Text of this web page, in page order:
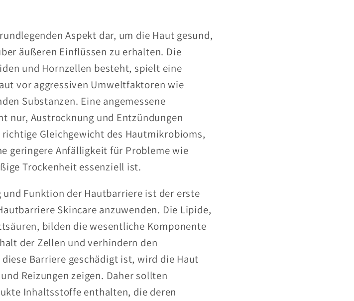
Aspekt dar, um die Haut gesund,
äußeren Einflüssen zu erhalten. Die
und Hornzellen besteht, spielt eine
vor aggressiven Umweltfaktoren wie
Substanzen. Eine angemessene
nur, Austrocknung und Entzündungen
Gleichgewicht des Hautmikrobioms,
geringere Anfälligkeit für Probleme wie
Trockenheit essenziell ist.
Funktion der Hautbarriere ist der erste
Skincare anzuwenden. Die Lipide,
bilden die wesentliche Komponente
der Zellen und verhindern den
Barriere geschädigt ist, wird die Haut
Reizungen zeigen. Daher sollten
Inhaltsstoffe enthalten, die deren